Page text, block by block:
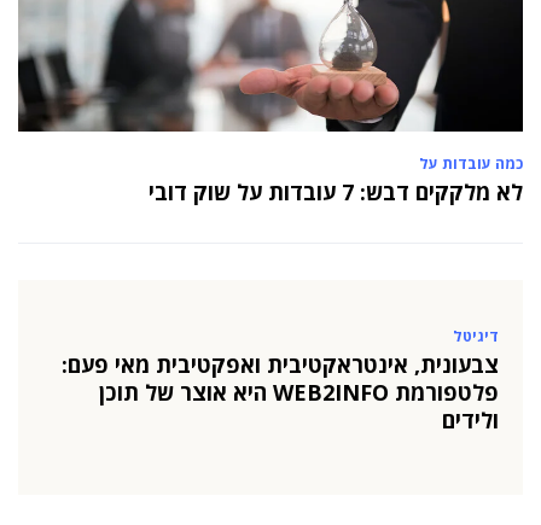
כמה עובדות על
לא מלקקים דבש: 7 עובדות על שוק דובי
דיגיטל
צבעונית, אינטראקטיבית ואפקטיבית מאי פעם:
פלטפורמת WEB2INFO היא אוצר של תוכן
ולידים